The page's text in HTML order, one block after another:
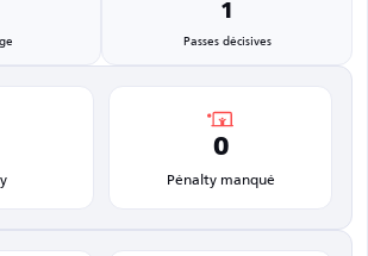
1
Passes décisives
0
Pénalty manqué